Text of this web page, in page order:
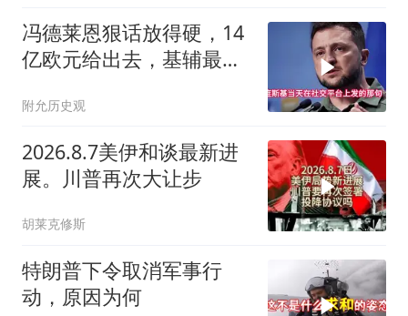
冯德莱恩狠话放得硬，14
亿欧元给出去，基辅最缺
附允历史观
2026.8.7美伊和谈最新进
展。川普再次大让步
胡莱克修斯
特朗普下令取消军事行
动，原因为何